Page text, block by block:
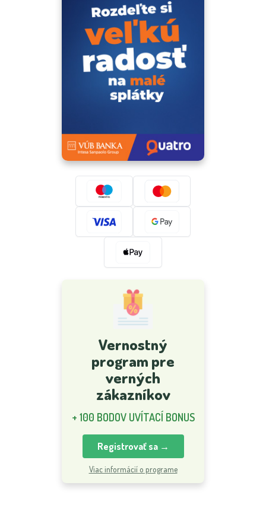
Vernostný
program pre
verných
zákazníkov
+ 100 BODOV UVÍTACÍ BONUS
Registrovať sa →
Viac informácií o programe